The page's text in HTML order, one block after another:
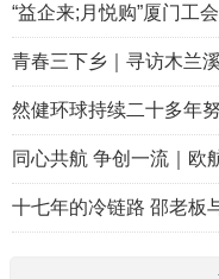
“益企来;月悦购”厦门工
然健环球持续二十多年
十七年的冷链路 邵老板